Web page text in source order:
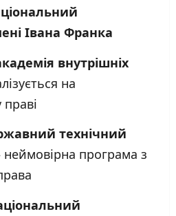
Івана Франка
внутрішніх
на
технічний
програма з